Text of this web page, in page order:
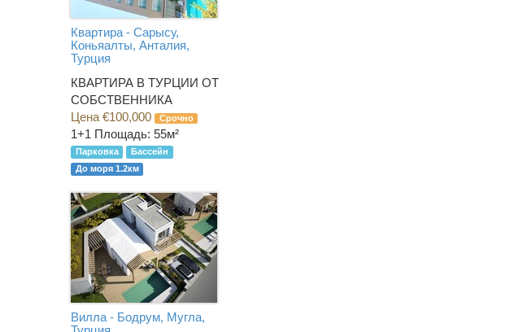
Квартира - Сарысу,
Коньяалты, Анталия,
Турция
КВАРТИРА В ТУРЦИИ ОТ
СОБСТВЕННИКА
Цена €100,000
Срочно
1+1 Площадь: 55м²
Парковка
Бассейн
До моря 1.2км
Вилла - Бодрум, Мугла,